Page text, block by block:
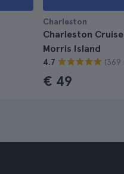
Charleston
Charleston
Morris Island
4.7 (369
€ 49